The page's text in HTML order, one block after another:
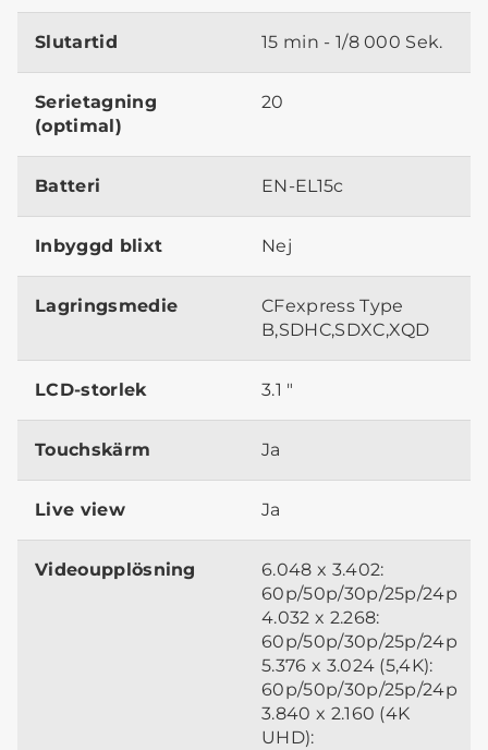
Slutartid 15 min - 1/8 000 Sek.
Serietagning
(optimal)
20
Batteri EN-EL15c
Inbyggd blixt Nej
Lagringsmedie
CFexpress Type
B,SDHC,SDXC,XQD
LCD-storlek 3.1 "
Touchskärm Ja
Live view Ja
Videoupplösning
6.048 x 3.402:
60p/50p/30p/25p/24p
4.032 x 2.268:
60p/50p/30p/25p/24p
5.376 x 3.024 (5,4K):
60p/50p/30p/25p/24p
3.840 x 2.160 (4K
UHD):